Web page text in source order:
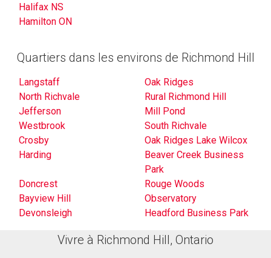
Halifax NS
Hamilton ON
Quartiers dans les environs de Richmond Hill
Langstaff
Oak Ridges
North Richvale
Rural Richmond Hill
Jefferson
Mill Pond
Westbrook
South Richvale
Crosby
Oak Ridges Lake Wilcox
Harding
Beaver Creek Business
Park
Doncrest
Rouge Woods
Bayview Hill
Observatory
Devonsleigh
Headford Business Park
Vivre à Richmond Hill, Ontario